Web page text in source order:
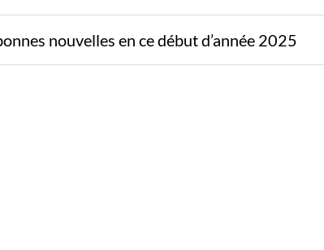
nouvelles en ce début d’année 2025